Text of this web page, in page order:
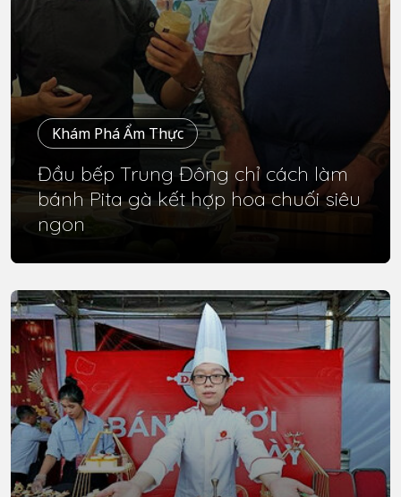
Khám Phá Ẩm Thực
Đầu bếp Trung Đông chỉ cách làm
bánh Pita gà kết hợp hoa chuối siêu
ngon